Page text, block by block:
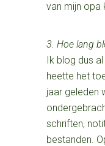
van mijn opa
3. Hoe lang
Ik blog dus
heette het
jaar geleden
schriften,
bestanden.